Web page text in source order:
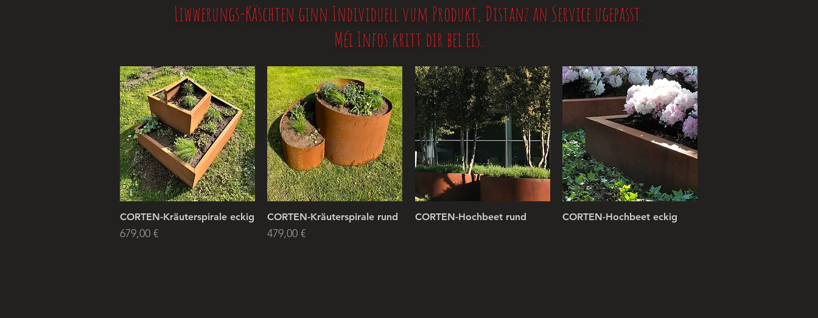
Liwwerungs-Käschten ginn Individuell vum Produkt, Distanz an Service ugepasst.
Méi Infos kritt dir bei eis.
CORTEN-Kräuterspirale eckig
Price
679,00 €
CORTEN-Kräuterspirale rund
Price
479,00 €
CORTEN-Hochbeet rund CORTEN-Hochbeet eckig